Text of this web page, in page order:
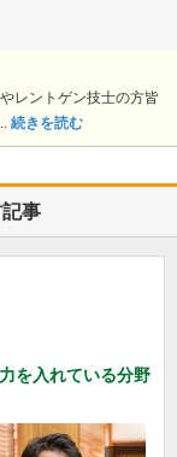
レントゲン技士の方皆
続きを読む
事
を入れている分野